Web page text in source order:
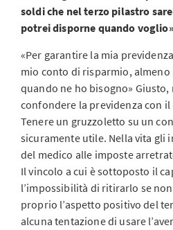
soldi che nel terzo pilastro
potrei disporne quando voglio»
«Per garantire la mia
mio conto di risparmio,
quando ne ho bisogno» Giusto,
confondere la previdenza con
Tenere un gruzzoletto su un
sicuramente utile. Nella vita gli
del medico alle imposte
Il vincolo a cui è sottoposto il
l’impossibilità di ritirarlo se
proprio l’aspetto positivo del
alcuna tentazione di usare